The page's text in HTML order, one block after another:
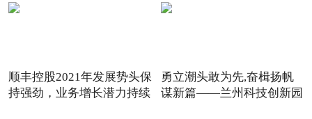
顺丰控股2021年发展势头保
持强劲，业务增长潜力持续
勇立潮头敢为先,奋楫扬帆
谋新篇——兰州科技创新园